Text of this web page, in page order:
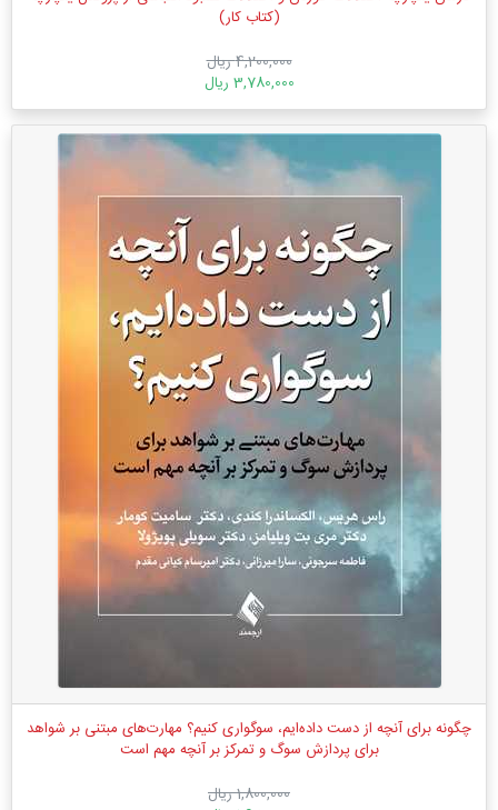
(کتاب کار)
4,200,000 ریال
3,780,000 ریال
چگونه برای آنچه از دست داده‌ایم، سوگواری کنیم؟ مهارت‌های مبتنی بر شواهد
برای پردازش سوگ و تمرکز بر آنچه مهم است
1,800,000 ریال